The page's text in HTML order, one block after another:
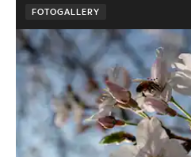
FOTOGALLERY